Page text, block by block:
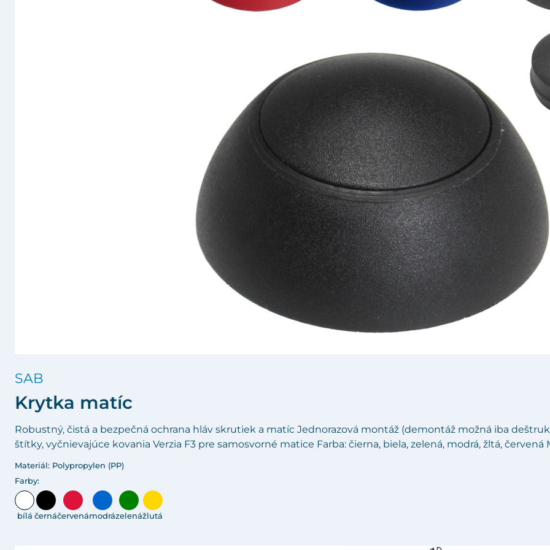
SAB
Krytka matíc
Robustný, čistá a bezpečná ochrana hláv skrutiek a matíc Jednorazová montáž (demontáž možná iba
štítky, vyčnievajúce kovania Verzia F3 pre samosvorné matice Farba: čierna, biela, zelená, modrá, žltá, červená
Materiál: Polypropylen (PP)
Farby:
bílá černáčervenámodrázelenážlutá